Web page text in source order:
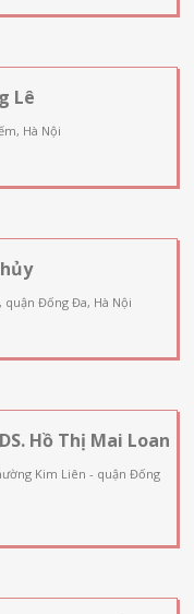
Lê
Hà Nội
quận Đống Đa, Hà Nội
Hồ Thị Mai Loan
Kim Liên - quận Đống